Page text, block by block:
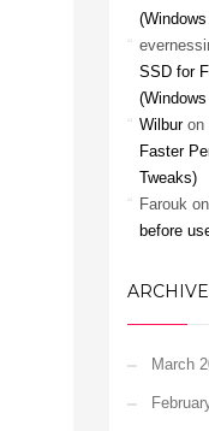
SSD for
Wilburon
Faster
Tweaks)
Faroukon
before
March